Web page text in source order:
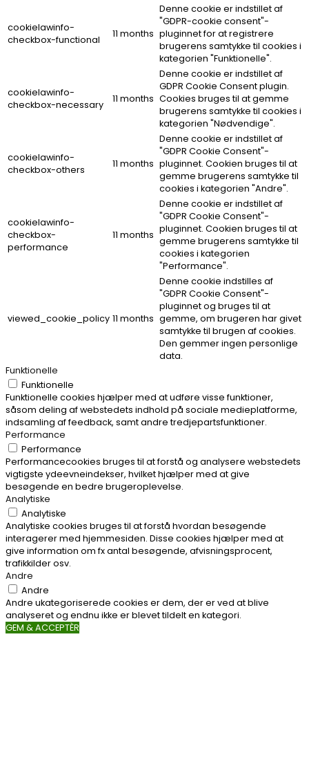
cookielawinfo-
checkbox-functional
11 months
Denne cookie er indstillet af
"GDPR-cookie consent"-
pluginnet for at registrere
brugerens samtykke til cookies i
kategorien "Funktionelle".
cookielawinfo-
checkbox-necessary
11 months
Denne cookie er indstillet af
GDPR Cookie Consent plugin.
Cookies bruges til at gemme
brugerens samtykke til cookies i
kategorien "Nødvendige".
cookielawinfo-
checkbox-others
11 months
Denne cookie er indstillet af
"GDPR Cookie Consent"-
pluginnet. Cookien bruges til at
gemme brugerens samtykke til
cookies i kategorien "Andre".
cookielawinfo-
checkbox-
performance
11 months
Denne cookie er indstillet af
"GDPR Cookie Consent"-
pluginnet. Cookien bruges til at
gemme brugerens samtykke til
cookies i kategorien
"Performance".
viewed_cookie_policy 11 months
Denne cookie indstilles af
"GDPR Cookie Consent"-
pluginnet og bruges til at
gemme, om brugeren har givet
samtykke til brugen af ​​cookies.
Den gemmer ingen personlige
data.
Funktionelle
Funktionelle
Funktionelle cookies hjælper med at udføre visse funktioner,
såsom deling af webstedets indhold på sociale medieplatforme,
indsamling af feedback, samt andre tredjepartsfunktioner.
Performance
Performance
Performancecookies bruges til at forstå og analysere webstedets
vigtigste ydeevneindekser, hvilket hjælper med at give
besøgende en bedre brugeroplevelse.
Analytiske
Analytiske
Analytiske cookies bruges til at forstå hvordan besøgende
interagerer med hjemmesiden. Disse cookies hjælper med at
give information om fx antal besøgende, afvisningsprocent,
trafikkilder osv.
Andre
Andre
Andre ukategoriserede cookies er dem, der er ved at blive
analyseret og endnu ikke er blevet tildelt en kategori.
GEM & ACCEPTÈR